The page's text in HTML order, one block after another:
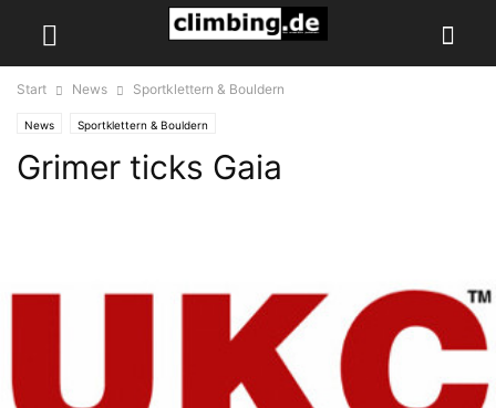
Start News Sportklettern & Bouldern
News Sportklettern & Bouldern
Grimer ticks Gaia